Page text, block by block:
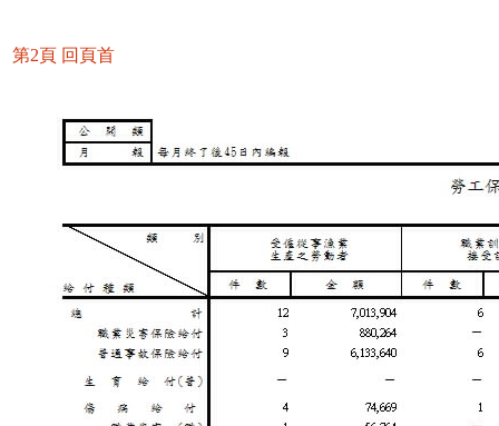
第2頁 回頁首